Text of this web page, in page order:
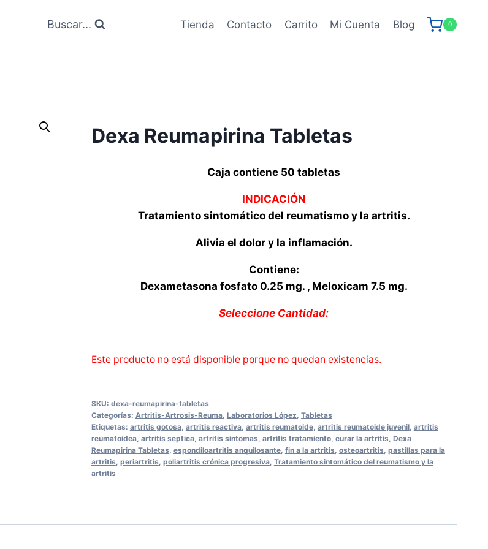
Buscar... Tienda Contacto Carrito Mi Cuenta Blog 0
Dexa Reumapirina Tabletas
Caja contiene 50 tabletas
INDICACIÓN
Tratamiento sintomático del reumatismo y la artritis.
Alivia el dolor y la inflamación.
Contiene:
Dexametasona fosfato 0.25 mg. , Meloxicam 7.5 mg.
Seleccione Cantidad:
Este producto no está disponible porque no quedan existencias.
SKU: dexa-reumapirina-tabletas
Categorías: Artritis-Artrosis-Reuma, Laboratorios López Tabletas
Etiquetas: artritis gotosa, artritis reactiva, artritis reumatoide, artritis reumatoide juvenil, artritis
reumatoidea, artritis septica, artritis sintomas artritis tratamiento, curar la artritis Dexa
Reumapirina Tabletas espondiloartritis anquilosante, fin a la artritis osteoartritis pastillas para la
artritis periartritis poliartritis crónica progresiva, Tratamiento sintomático del reumatismo y la
artritis